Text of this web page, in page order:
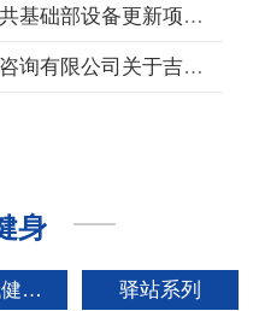
上一篇 : 潍坊市技师学院公共基础部设备更新项目中标结果公告
下一篇 : 江西鑫磊工程造价咨询有限公司关于吉安县教育评估监测研究中心幼儿园户外运动器材采购项目延期公告
身
智能二代健身器材 驿站系列